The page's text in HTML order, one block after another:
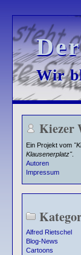
Wir
Wir
Kiezer
Ein Projekt vom
Klausenerplatz".
Autoren
Impressum
Alfred Rietschel
Blog-News
Cartoons